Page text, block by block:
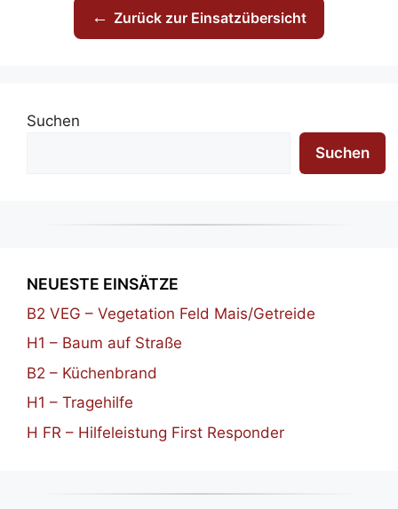
← Zurück zur Einsatzübersicht
Suchen
Suchen
NEUESTE EINSÄTZE
B2 VEG – Vegetation Feld Mais/Getreide
H1 – Baum auf Straße
B2 – Küchenbrand
H1 – Tragehilfe
H FR – Hilfeleistung First Responder